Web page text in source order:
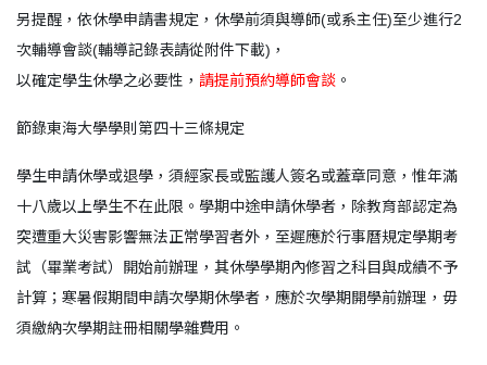
另提醒，依休學申請書規定，休學前須與導師(或系主任)至少進行2
次輔導會談(輔導記錄表請從附件下載)，
以確定學生休學之必要性， 請提前預約導師會談 。
節錄東海大學學則第四十三條規定
學生申請休學或退學，須經家長或監護人簽名或蓋章同意，惟年滿
十八歲以上學生不在此限。學期中途申請休學者，除教育部認定為
突遭重大災害影響無法正常學習者外，至遲應於行事曆規定學期考
試（畢業考試）開始前辦理，其休學學期內修習之科目與成績不予
計算；寒暑假期間申請次學期休學者，應於次學期開學前辦理，毋
須繳納次學期註冊相關學雜費用。